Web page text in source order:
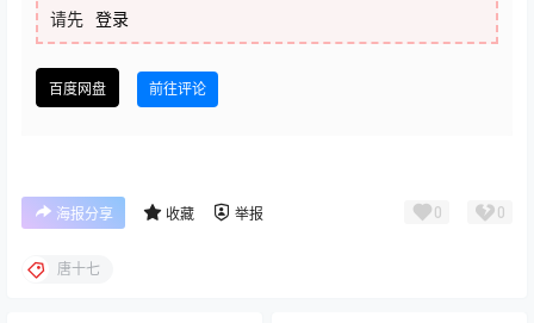
请先 登录
百度网盘 前往评论
海报分享 收藏 举报 0 0
唐十七